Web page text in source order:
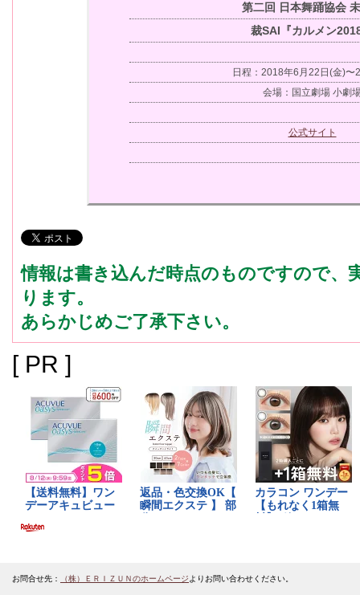
第二回 日本舞踊協会
裁SAI『カルメン
日程：2018年6月22日(金)〜
会場：国立劇場 小劇
公式サイト
情報は書き込んだ時点のものですので、
ります。
あらかじめご了承下さい。
[ PR ]
お問合せ先： （株）ＥＲＩＺＵＮのホームページよりお問い合わせください。